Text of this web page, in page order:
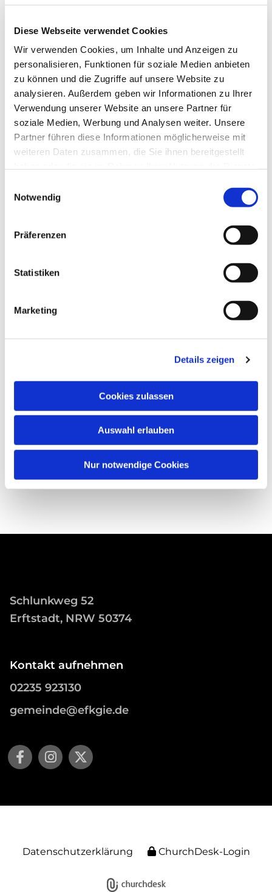
Diese Webseite verwendet Cookies
Wir verwenden Cookies, um Inhalte und Anzeigen zu
personalisieren, Funktionen für soziale Medien anbieten
zu können und die Zugriffe auf unsere Website zu
analysieren. Außerdem geben wir Informationen zu Ihrer
Verwendung unserer Website an unsere Partner für
soziale Medien, Werbung und Analysen weiter. Unsere
Partner führen diese Informationen möglicherweise mit
weiteren Daten zusammen, die Sie ihnen bereitgestellt
Notwendig
Präferenzen
Statistiken
Marketing
Details zeigen
Cookies zulassen
Auswahl erlauben
Nur notwendige Cookies
Schlunkweg 52
Erftstadt, NRW 50374
Kontakt aufnehmen
02235 923130
gemeinde@efkgie.de
Datenschutzerklärung ChurchDesk-Login